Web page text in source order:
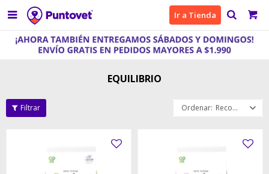
 Ir a Tienda
EQUILIBRIO
Recomendados